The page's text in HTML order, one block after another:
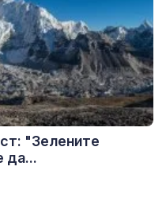
"Зелените
да...